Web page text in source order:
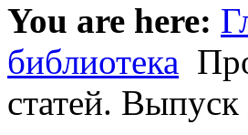
You are here:
библиотека
статей.